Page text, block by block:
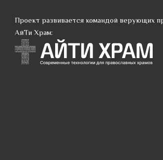
Проект развивается командой верующих
АйТи Храм: